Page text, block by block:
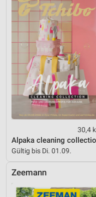
30,4
Alpaka cleaning
Gültig bis Di. 01.09.
Zeemann